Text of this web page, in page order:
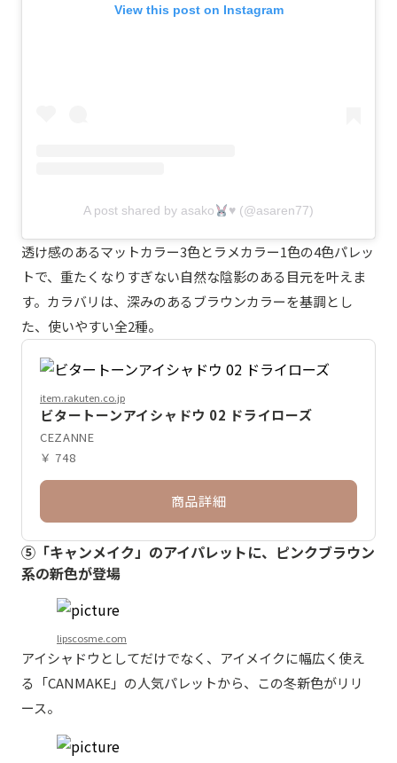
View this post on Instagram
A post shared by asako ♥️(@asaren77)
透け感のあるマットカラー3色とラメカラー1色の4色パレッ
トで、重たくなりすぎない自然な陰影のある目元を叶えま
す。カラバリは、深みのあるブラウンカラーを基調とし
た、使いやすい全2種。
item.rakuten.co.jp
ビタートーンアイシャドウ 02 ドライローズ
CEZANNE
￥ 748
商品詳細
⑤「キャンメイク」のアイパレットに、ピンクブラウン
系の新色が登場
lipscosme.com
アイシャドウとしてだけでなく、アイメイクに幅広く使え
る「CANMAKE」の人気パレットから、この冬新色がリリ
ース。